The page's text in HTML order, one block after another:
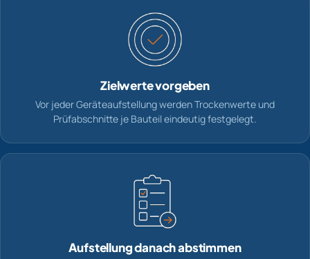
Zielwerte vorgeben
Vor jeder Geräteaufstellung werden Trockenwerte und
Prüfabschnitte je Bauteil eindeutig festgelegt.
Aufstellung danach abstimmen